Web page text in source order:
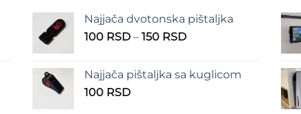
Najjača dvotonska pištaljka
100 RSD – 150 RSDRaspon
100 RSD
Najjača pištaljka sa kuglicom
100 RSD